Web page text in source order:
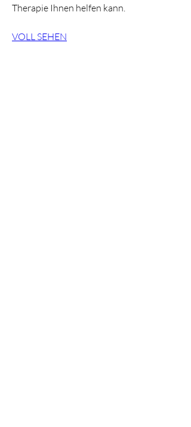
Therapie Ihnen helfen kann.
VOLL SEHEN